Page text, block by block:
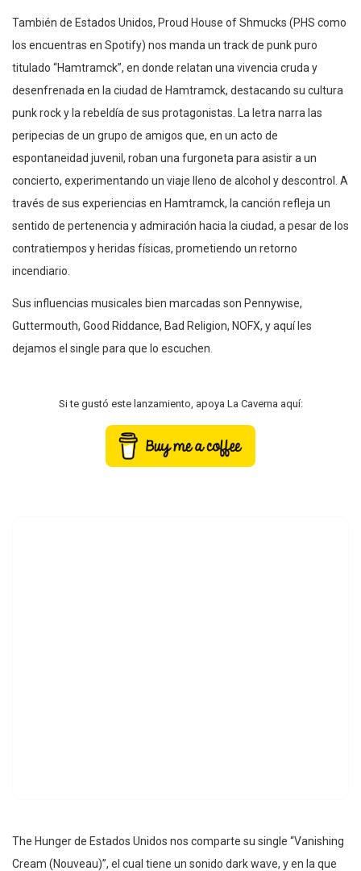
También de Estados Unidos, Proud House of Shmucks (PHS como
los encuentras en Spotify) nos manda un track de punk puro
titulado “Hamtramck”, en donde relatan una vivencia cruda y
desenfrenada en la ciudad de Hamtramck, destacando su cultura
punk rock y la rebeldía de sus protagonistas. La letra narra las
peripecias de un grupo de amigos que, en un acto de
espontaneidad juvenil, roban una furgoneta para asistir a un
concierto, experimentando un viaje lleno de alcohol y descontrol. A
través de sus experiencias en Hamtramck, la canción refleja un
sentido de pertenencia y admiración hacia la ciudad, a pesar de los
contratiempos y heridas físicas, prometiendo un retorno
incendiario.
Sus influencias musicales bien marcadas son Pennywise,
Guttermouth, Good Riddance, Bad Religion, NOFX, y aquí les
dejamos el single para que lo escuchen.
Si te gustó este lanzamiento, apoya La Caverna aquí:
The Hunger de Estados Unidos nos comparte su single “Vanishing
Cream (Nouveau)”, el cual tiene un sonido dark wave, y en la que